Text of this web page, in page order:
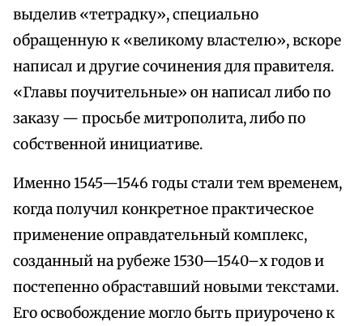
выделив «тетрадку», специально
обращенную к «великому властелю», вскоре
написал и другие сочинения для правителя.
«Главы поучительные» он написал либо по
заказу — просьбе митрополита, либо по
собственной инициативе.
Именно 1545—1546 годы стали тем временем,
когда получил конкретное практическое
применение оправдательный комплекс,
созданный на рубеже 1530—1540–х годов и
постепенно обраставший новыми текстами.
Его освобождение могло быть приурочено к